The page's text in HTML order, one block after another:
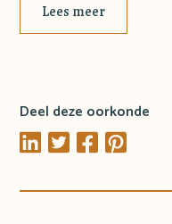
Lees meer
Deel deze oorkonde